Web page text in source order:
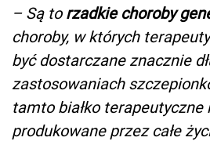
– Są to rzadkie choroby
choroby, w których
być dostarczane znacznie
zastosowaniach
tamto białko terapeutyczne
produkowane przez całe